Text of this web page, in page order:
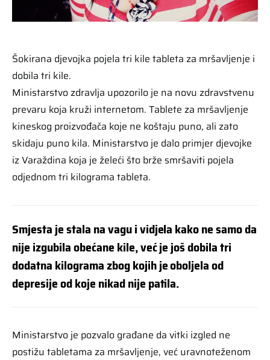
Šokirana djevojka pojela tri kile tableta za mršavljenje i
dobila tri kile.
Ministarstvo zdravlja upozorilo je na novu zdravstvenu
prevaru koja kruži internetom. Tablete za mršavljenje
kineskog proizvođača koje ne koštaju puno, ali zato
skidaju puno kila. Ministarstvo je dalo primjer djevojke
iz Varaždina koja je želeći što brže smršaviti pojela
odjednom tri kilograma tableta.
Smjesta je stala na vagu i vidjela kako ne samo da
nije izgubila obećane kile, već je još dobila tri
dodatna kilograma zbog kojih je oboljela od
depresije od koje nikad nije patila.
Ministarstvo je pozvalo građane da vitki izgled ne
postižu tabletama za mršavljenje, već uravnoteženom